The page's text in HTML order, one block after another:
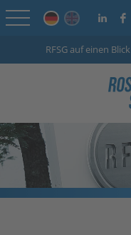
Startseite
Leistungen
Branchen
RFSG auf einen Blick